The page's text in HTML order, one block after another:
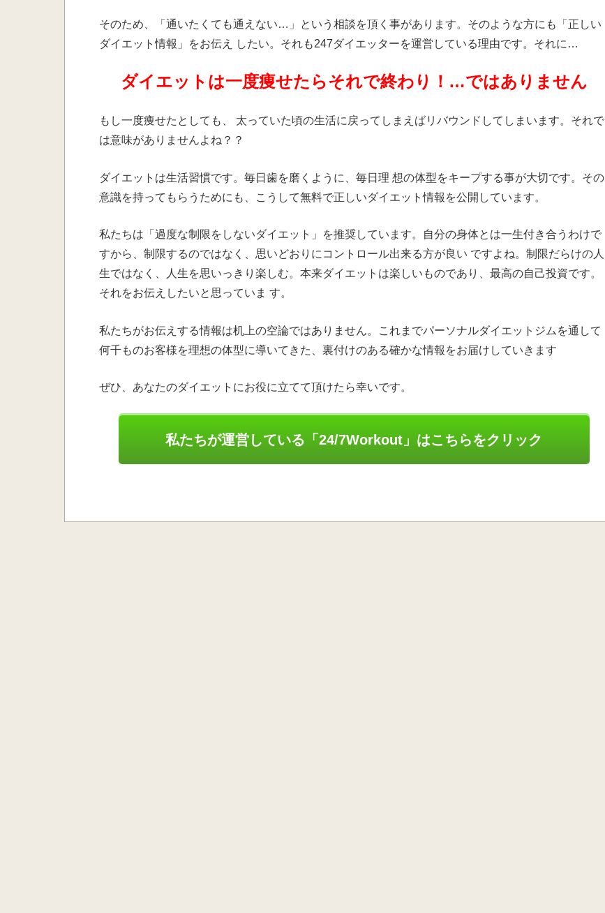
そのため、「通いたくても通えない…」という相談を頂く事があります。そのような方にも「正しい
ダイエット情報」をお伝え したい。それも247ダイエッターを運営している理由です。それに…
ダイエットは一度痩せたらそれで終わり！…ではありません
もし一度痩せたとしても、 太っていた頃の生活に戻ってしまえばリバウンドしてしまいます。それで
は意味がありませんよね？？
ダイエットは生活習慣です。毎日歯を磨くように、毎日理 想の体型をキープする事が大切です。その
意識を持ってもらうためにも、こうして無料で正しいダイエット情報を公開しています。
私たちは「過度な制限をしないダイエット」を推奨しています。自分の身体とは一生付き合うわけで
すから、制限するのではなく、思いどおりにコントロール出来る方が良い ですよね。制限だらけの人
生ではなく、人生を思いっきり楽しむ。本来ダイエットは楽しいものであり、最高の自己投資です。
それをお伝えしたいと思っていま す。
私たちがお伝えする情報は机上の空論ではありません。これまでパーソナルダイエットジムを通して
何千ものお客様を理想の体型に導いてきた、裏付けのある確かな情報をお届けしていきます
ぜひ、あなたのダイエットにお役に立てて頂けたら幸いです。
私たちが運営している「24/7Workout」はこちらをクリック